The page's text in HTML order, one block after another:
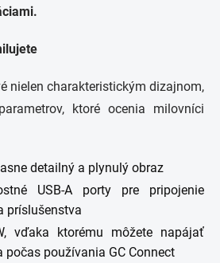
nielen charakteristickým dizajnom,
ktoré ocenia milovníci
detailný a plynulý obraz
USB-A porty pre pripojenie
príslušenstva
vďaka ktorému môžete napájať
počas používania GC Connect